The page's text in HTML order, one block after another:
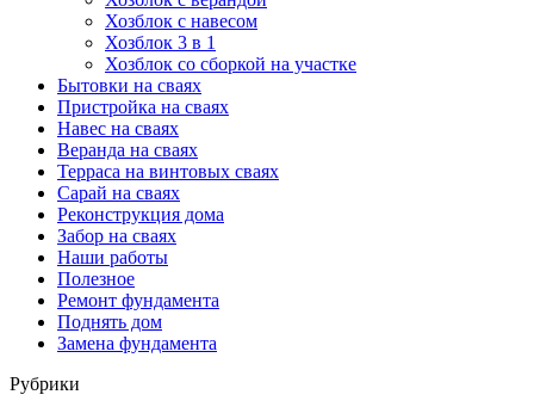
Хозблок с навесом
Хозблок 3 в 1
Хозблок со сборкой на участке
Бытовки на сваях
Пристройка на сваях
Навес на сваях
Веранда на сваях
Терраса на винтовых сваях
Cарай на сваях
Реконструкция дома
Забор на сваях
Наши работы
Полезное
Ремонт фундамента
Поднять дом
Замена фундамента
Рубрики